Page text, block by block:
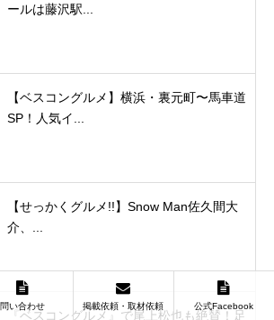
ールは藤沢駅...
【ベスコングルメ】横浜・裏元町〜馬車道
SP！人気イ...
【せっかくグルメ!!】Snow Man佐久間大
介、...
『ベスコングルメ』で尾上松也も絶賛！足
問い合わせ 掲載依頼・取材依頼 公式Facebook